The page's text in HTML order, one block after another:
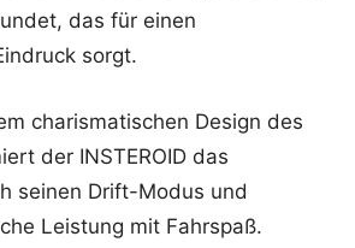
das für einen
sorgt.
charismatischen Design des
der INSTEROID das
seinen Drift-Modus und
Leistung mit Fahrspaß.